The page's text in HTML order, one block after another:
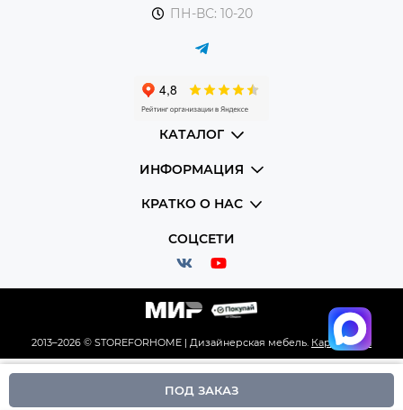
ПОД ЗАКАЗ
ПН-ВС: 10-20
КАТАЛОГ
ИНФОРМАЦИЯ
КРАТКО О НАС
СОЦСЕТИ
2013–2026 © STOREFORHOME | Дизайнерская мебель. Карта сайта